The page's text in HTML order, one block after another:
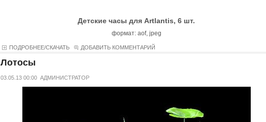
Детские часы для Artlantis, 6 шт.
формат: aof, jpeg
ПОДРОБНЕЕ/СКАЧАТЬ ДОБАВИТЬ КОММЕНТАРИЙ
Лотосы
03.05.13 00:00 АДМИНИСТРАТОР